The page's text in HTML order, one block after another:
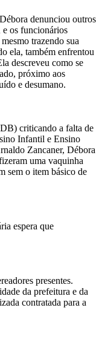
denunciou outros
e os funcionários
trazendo sua
ela, também enfrentou
descreveu como se
próximo aos
e desumano.
criticando a falta de
Infantil e Ensino
Zancaner, Débora
uma vaquinha
sem o item básico de
espera que
presentes.
da prefeitura e da
contratada para a